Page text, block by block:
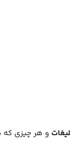
و هر چیزی که